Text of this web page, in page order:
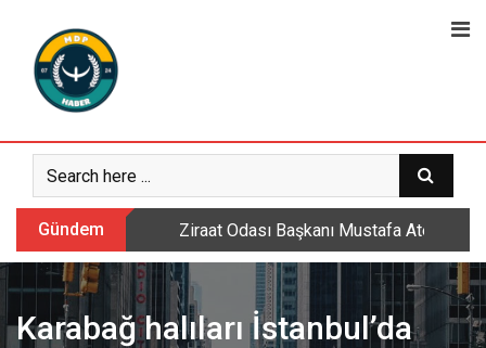
content
Gündem Ziraat Odası Başkanı Mustafa Ateş:
Karabağ halıları İstanbul’da